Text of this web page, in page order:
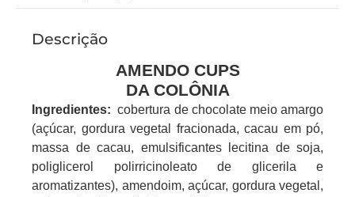
Descrição
AMENDO CUPS
DA COLÔNIA
Ingredientes: cobertura de chocolate meio amargo
(açúcar, gordura vegetal fracionada, cacau em pó,
massa de cacau, emulsificantes lecitina de soja,
poliglicerol polirricinoleato de glicerila e
aromatizantes), amendoim, açúcar, gordura vegetal,